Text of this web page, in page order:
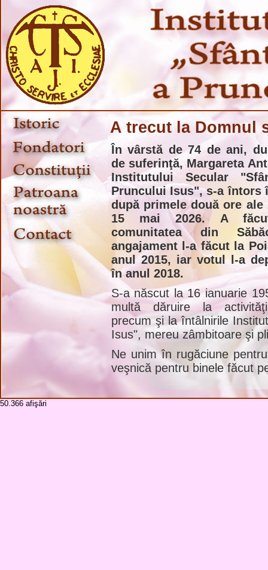
A trecut la Domnul
În vârstă de 74 de ani,
de suferinţă, Margareta
Institutului Secular
Pruncului Isus", s-a întors
după primele două ore
15 mai 2026. A
comunitatea din
angajament l-a făcut la
anul 2015, iar votul l-a
în anul 2018.
S-a născut la 16 ianuarie
multă dăruire la
precum şi la întâlnirile
Isus", mereu zâmbitoare şi
Ne unim în rugăciune
veşnică pentru binele făcut
Înmormântarea va avea loc
din Săbăoani.
50.366 afişări